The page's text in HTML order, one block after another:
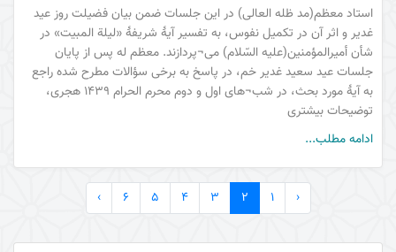
استاد معظم(مد ظله العالی) در این جلسات ضمن بیان فضیلت روز عید
غدیر و اثر آن در تکمیل نفوس، به تفسیر آیۀ شریفۀ «لیلة المبیت» در
شأن أمیرالمؤمنین(عليه السّلام) می¬پردازند. معظم له پس از پایان
جلسات عید سعید غدیر خم، در پاسخ به برخی سؤالات مطرح شده راجع
به آیۀ مورد بحث، در شب¬های اول و دوم محرم الحرام 1439 هجری،
توضیحات بیشتری
ادامه مطلب...
‹
1
2
3
4
5
6
›